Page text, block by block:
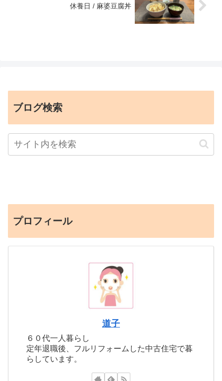
休養日 / 麻婆豆腐丼
ブログ検索
プロフィール
道子
６０代一人暮らし
定年退職後、フルリフォームした中古住宅で暮
らしています。